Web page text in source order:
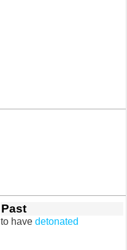
Past
to have detonated